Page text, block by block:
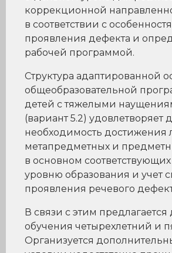
коррекционной
в соответствии с
проявления дефекта и
рабочей программой.
Структура адаптированной
общеобразовательной
детей с тяжелыми
(вариант 5.2) удовлетворяет
необходимость достижения
метапредметных и
в основном
уровню образования и учет
проявления речевого
В связи с этим предлагается
обучения четырехлетний и
Организуется